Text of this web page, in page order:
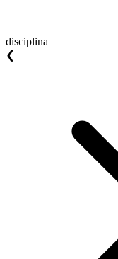
disciplina
❮